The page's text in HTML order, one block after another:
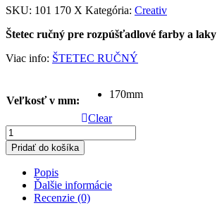
SKU: 101 170 X Kategória: Creativ
Štetec ručný pre rozpúšťadlové farby a laky
Viac info: ŠTETEC RUČNÝ
Veľkosť v mm:
170mm
Clear
množstvo
ŠTETEC
RUČNÝ
EXCLUSIVE
veľkost
170mm
Pridať do košíka
Popis
Ďalšie informácie
Recenzie (0)